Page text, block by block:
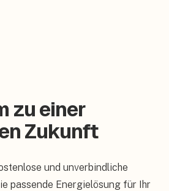
zu einer
Zukunft
und unverbindliche
passende Energielösung für Ihr